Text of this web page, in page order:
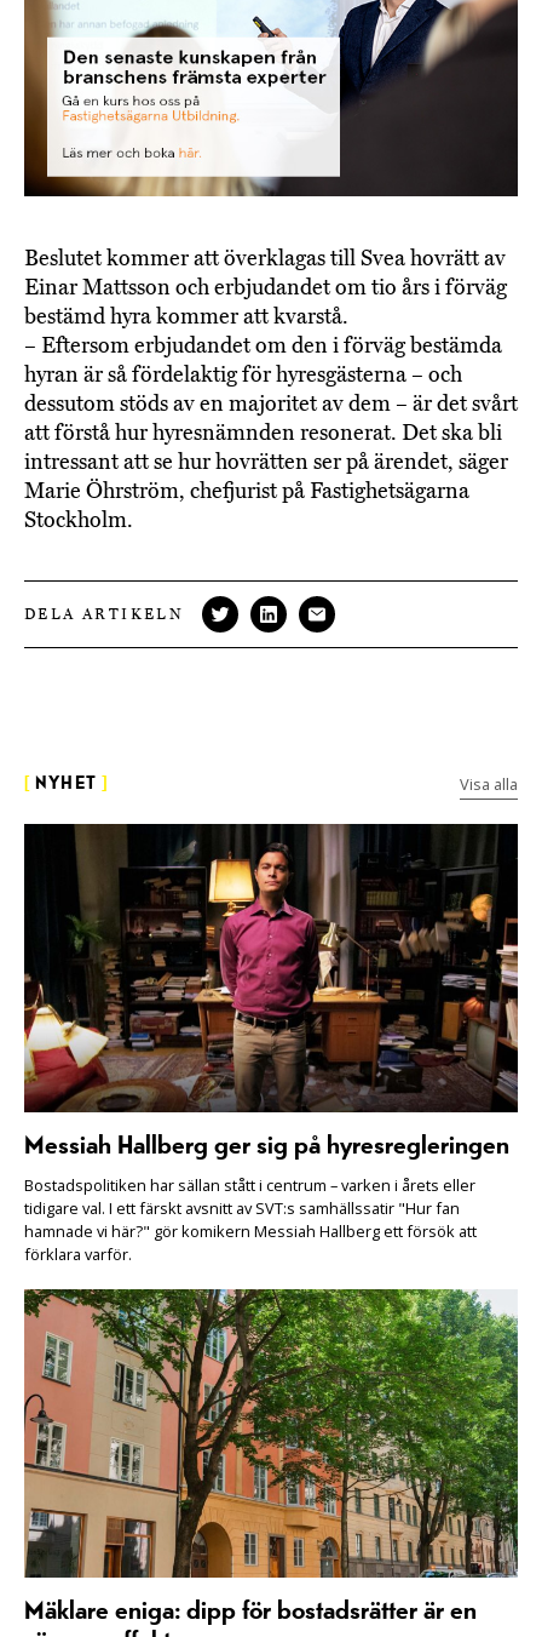
Beslutet kommer att överklagas till Svea hovrätt av
Einar Mattsson och erbjudandet om tio års i förväg
bestämd hyra kommer att kvarstå.
– Eftersom erbjudandet om den i förväg bestämda
hyran är så fördelaktig för hyresgästerna – och
dessutom stöds av en majoritet av dem – är det svårt
att förstå hur hyresnämnden resonerat. Det ska bli
intressant att se hur hovrätten ser på ärendet, säger
Marie Öhrström, chefjurist på Fastighetsägarna
Stockholm.
DELA ARTIKELN
NYHET Visa alla
Messiah Hallberg ger sig på hyresregleringen
Bostadspolitiken har sällan stått i centrum – varken i årets eller
tidigare val. I ett färskt avsnitt av SVT:s samhällssatir "Hur fan
hamnade vi här?" gör komikern Messiah Hallberg ett försök att
förklara varför.
Mäklare eniga: dipp för bostadsrätter är en